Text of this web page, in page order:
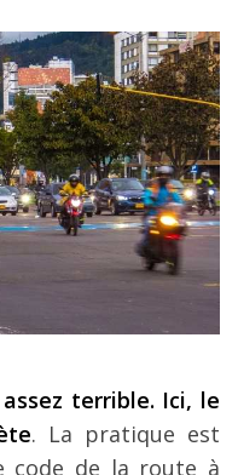
terrible. Ici, le
. La pratique est
code de la route à